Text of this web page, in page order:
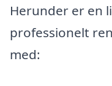
Herunder er en
professionelt
med: